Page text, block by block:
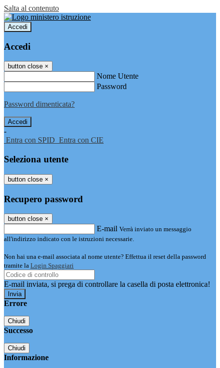
Salta al contenuto
Accedi
Accedi
button close ×
Nome Utente
Password
Password dimenticata?
-
Entra con SPID Entra con CIE
Seleziona utente
button close ×
Recupero password
button close ×
E-mail Verrà inviato un messaggio
all'indirizzo indicato con le istruzioni necessarie.
Non hai una e-mail associata al nome utente? Effettua il reset della password
tramite la Login Spaggiari
E-mail inviata, si prega di controllare la casella di posta elettronica!
Errore
Chiudi
Successo
Chiudi
Informazione